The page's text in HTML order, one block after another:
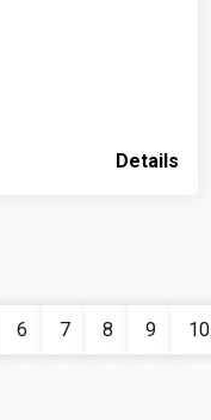
Details
6 7 8 9 10